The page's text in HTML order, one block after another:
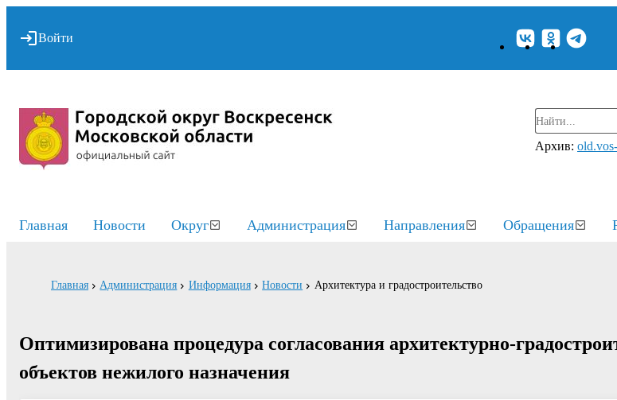
Войти
Архив:
Главная Новости Округ Администрация Направления Обращения
Главная Администрация Информация Новости Архитектура и градостроительство
Оптимизирована процедура согласования архитектурно-
объектов нежилого назначения